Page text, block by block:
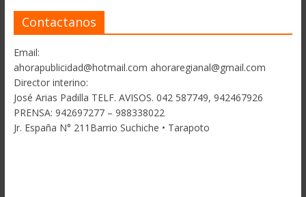
Contactanos
Email:
ahorapublicidad@hotmail.com ahoraregianal@gmail.com
Director interino:
José Arias Padilla TELF. AVISOS. 042 587749, 942467926
PRENSA: 942697277 – 988338022
Jr. España N° 211Barrio Suchiche • Tarapoto